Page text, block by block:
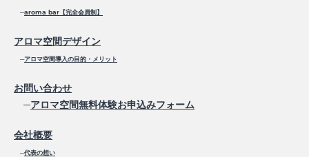
─aroma bar【完全会員制】
アロマ空間デザイン
─アロマ空間導入の目的・メリット
お問い合わせ
─アロマ空間無料体験お申込みフォーム
会社概要
─代表の想い